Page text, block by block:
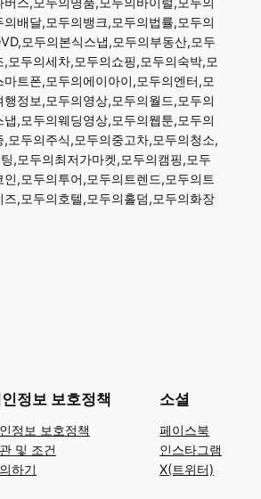
배달,모두의뱅크,모두의법률,모두의
모두의본식스냅,모두의부동산,모두
모두의세차,모두의쇼핑,모두의숙박,모
트폰,모두의에이아이,모두의엔터,모
정보,모두의영상,모두의월드,모두의
,모두의웨딩영상,모두의웹툰,모두의
,모두의주식,모두의중고차,모두의청소,
,모두의최저가마켓,모두의캠핑,모두
,모두의투어,모두의트렌드,모두의트
즈,모두의호텔,모두의홀덤,모두의화장
정보 보호정책
정보 보호정책
및 조건
하기
소셜
페이스북
인스타그램
X(트위터)